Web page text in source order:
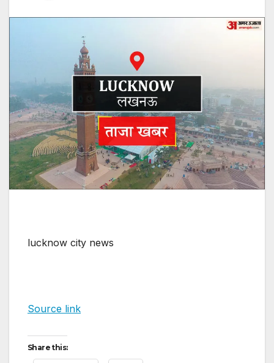
lucknow city news
Source link
Share this: